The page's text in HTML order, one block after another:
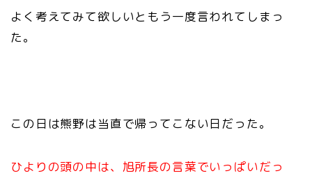
よく考えてみて欲しいともう一度言われてしまっ
た。
この日は熊野は当直で帰ってこない日だった。
ひよりの頭の中は、旭所長の言葉でいっぱいだっ